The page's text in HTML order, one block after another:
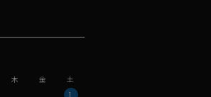
木 金
土
1